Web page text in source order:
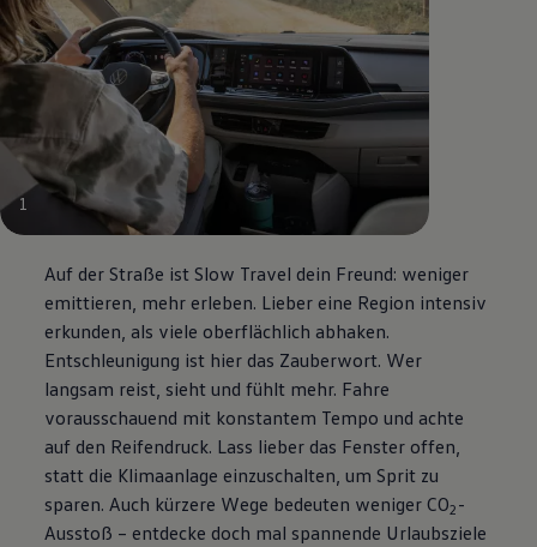
1
Auf der Straße ist Slow Travel dein Freund: weniger
emittieren, mehr erleben. Lieber eine Region intensiv
erkunden, als viele oberflächlich abhaken.
Entschleunigung ist hier das Zauberwort. Wer
langsam reist, sieht und fühlt mehr. Fahre
vorausschauend mit konstantem Tempo und achte
auf den Reifendruck. Lass lieber das Fenster offen,
statt die Klimaanlage einzuschalten, um Sprit zu
sparen. Auch kürzere Wege bedeuten weniger CO2 -
Ausstoß – entdecke doch mal spannende Urlaubsziele